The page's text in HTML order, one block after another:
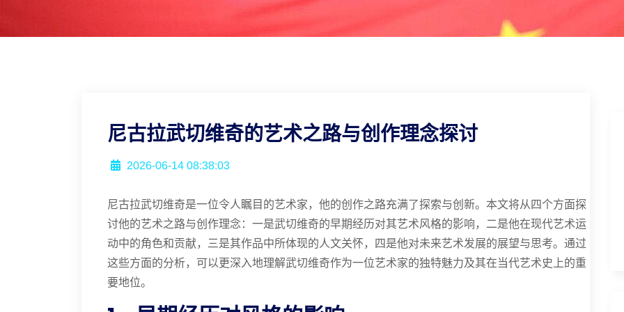
尼古拉武切维奇的艺术之路与创作理念探讨
2026-06-14 08:38:03
尼古拉武切维奇是一位令人瞩目的艺术家，他的创作之路充满了探索与创新。本文将从四个方面探
讨他的艺术之路与创作理念：一是武切维奇的早期经历对其艺术风格的影响，二是他在现代艺术运
动中的角色和贡献，三是其作品中所体现的人文关怀，四是他对未来艺术发展的展望与思考。通过
这些方面的分析，可以更深入地理解武切维奇作为一位艺术家的独特魅力及其在当代艺术史上的重
要地位。